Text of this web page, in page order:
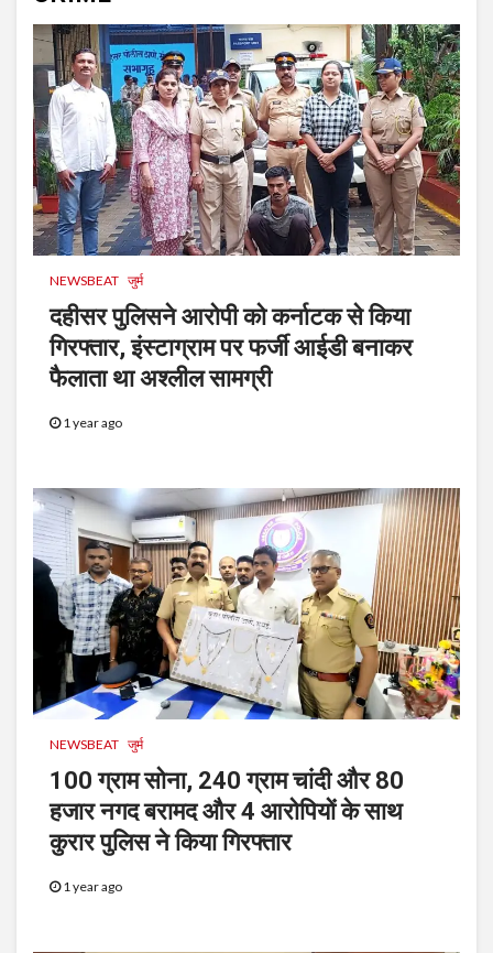
NEWSBEAT जुर्म
दहीसर पुलिसने आरोपी को कर्नाटक से किया
गिरफ्तार, इंस्टाग्राम पर फर्जी आईडी बनाकर
फैलाता था अश्लील सामग्री
1 year ago
NEWSBEAT जुर्म
100 ग्राम सोना, 240 ग्राम चांदी और 80
हजार नगद बरामद और 4 आरोपियों के साथ
कुरार पुलिस ने किया गिरफ्तार
1 year ago